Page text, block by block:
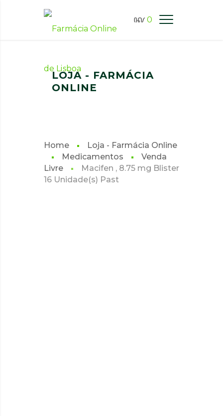
0
FARMÁCIA ONLINE LISBOA
LOJA - FARMÁCIA
ONLINE
Home
Loja - Farmácia Online
Medicamentos
Venda
Livre
Macifen , 8.75 mg Blister
16 Unidade(s) Past